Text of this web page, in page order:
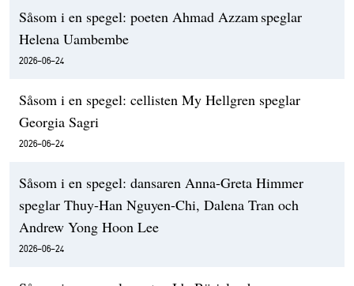
Såsom i en spegel: poeten Ahmad Azzam speglar
Helena Uambembe
2026-06-24
Såsom i en spegel: cellisten My Hellgren speglar
Georgia Sagri
2026-06-24
Såsom i en spegel: dansaren Anna-Greta Himmer
speglar Thuy-Han Nguyen-Chi, Dalena Tran och
Andrew Yong Hoon Lee
2026-06-24